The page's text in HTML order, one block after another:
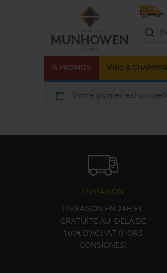
% PROMOS VINS &
Votre panier est
LIVRAISON
LIVRAISON EN 24H ET
GRATUITE AU-DELÀ DE
100€ D'ACHAT (HORS
CONSIGNES)